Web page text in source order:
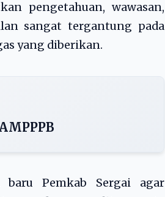
pengetahuan, wawasan,
sangat tergantung pada
yang diberikan.
Pemkab Sergai agar